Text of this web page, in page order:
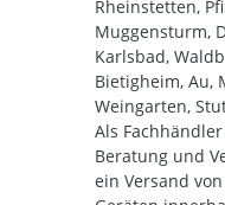
Rheinstetten,
Muggensturm,
Karlsbad,
Bietigheim, Au,
Weingarten,
Als
Beratung und
ein Versand